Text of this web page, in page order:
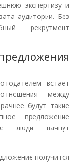
экспертизу и
аудитории. Без
рекрутмент
встает
между
будут такие
предложение
люди начнут
получится